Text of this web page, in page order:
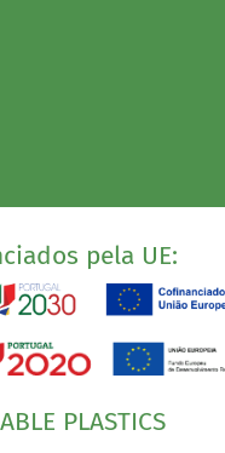
pela UE:
PLASTICS